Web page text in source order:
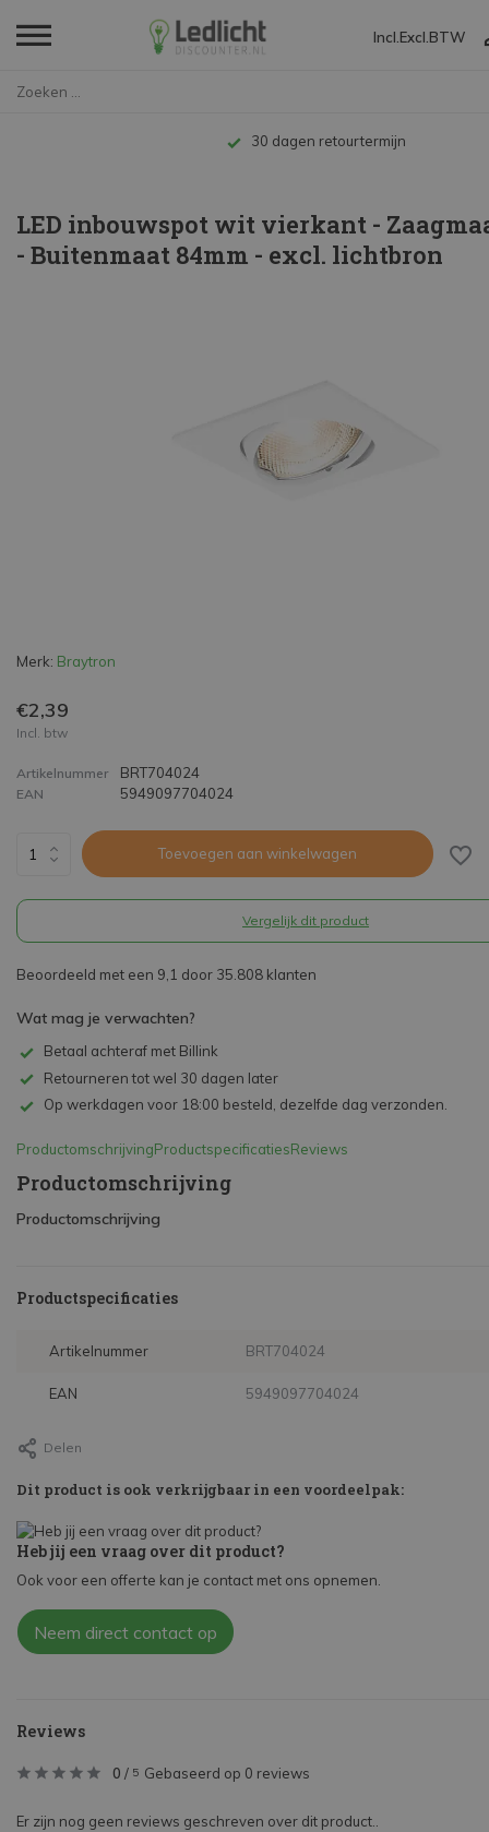
Incl. Excl. BTW
Tot 10 jaar garantie
LED inbouwspot wit vierkant -
- Buitenmaat 84mm - excl. lichtbron
Merk: Braytron
€2,39
Incl. btw
Artikelnummer BRT704024
EAN 5949097704024
Toevoegen aan winkelwagen
Vergelijk dit product
Beoordeeld met een 9,1 door 35.808 klanten
Wat mag je verwachten?
Betaal achteraf met Billink
Retourneren tot wel 30 dagen later
Op werkdagen voor 18:00 besteld, dezelfde dag verzonden.
ProductomschrijvingProductspecificatiesReviews
Productomschrijving
Productomschrijving
Productspecificaties
Artikelnummer BRT704024
EAN 5949097704024
Delen
Dit product is ook verkrijgbaar in een voordeelpak:
Heb jij een vraag over dit product?
Ook voor een offerte kan je contact met ons opnemen.
Neem direct contact op
Reviews
0 / 5 Gebaseerd op 0 reviews
Er zijn nog geen reviews geschreven over dit product..